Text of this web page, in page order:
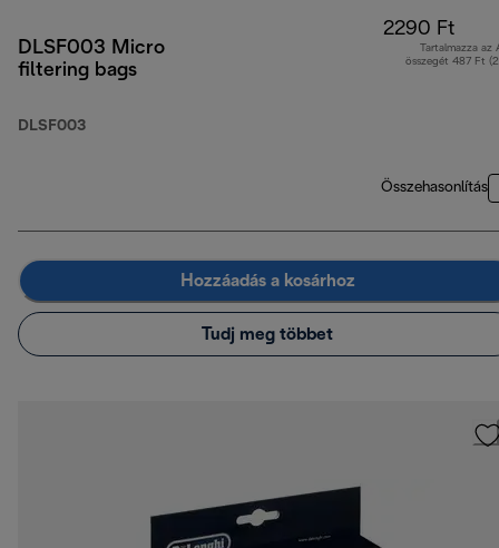
DLSF003 Micro
filtering bags
DLSF003
2290 Ft
Tartalmazza az
összegét 487 Ft
Összehasonlítás
Hozzáadás a kosárhoz
Tudj meg többet